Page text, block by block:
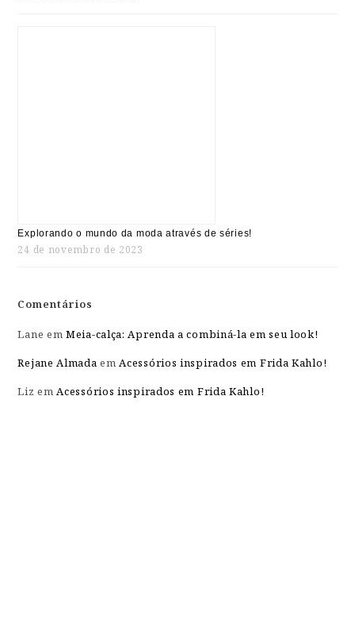
Explorando o mundo da moda através de séries!
24 de novembro de 2023
Comentários
Lane emMeia-calça: Aprenda a combiná-la em seu look!
Rejane Almada emAcessórios inspirados em Frida Kahlo!
Liz emAcessórios inspirados em Frida Kahlo!